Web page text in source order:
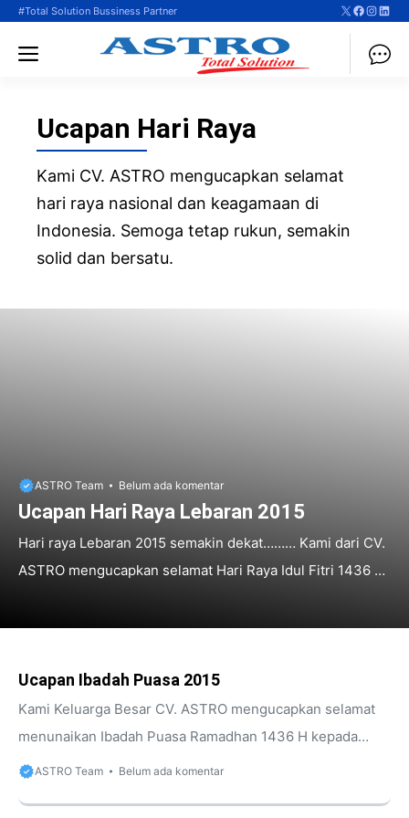
Langsung
#Total Solution Bussiness Partner X
Menu
Ucapan Hari Raya
Kami CV. ASTRO mengucapkan selamat
hari raya nasional dan keagamaan di
Indonesia. Semoga tetap rukun, semakin
solid dan bersatu.
ASTRO Team Belum ada komentar
Ucapan Hari Raya Lebaran 2015
Hari raya Lebaran 2015 semakin dekat……… Kami dari CV.
ASTRO mengucapkan selamat Hari Raya Idul Fitri 1436 H
HATI sejernih AIR, jangan biarkan IA keruh, Jika HATI
seindah BULAN, hiasi IA dengan IMAN. Minal Aidin Wal
Faidzin Mohon Maaf Lahir Dan Batin Salam, admin
Ucapan Ibadah Puasa 2015
Kami Keluarga Besar CV. ASTRO mengucapkan selamat
menunaikan Ibadah Puasa Ramadhan 1436 H kepada
umat Muslim yang menjalankannya yang dimulai tgl 18
ASTRO Team Belum ada komentar